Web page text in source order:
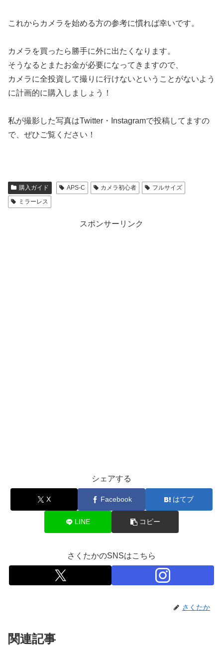
これからカメラを始める方の参考に慣れば幸いです。
カメラを買ったら勝手に外に出たくなります。
そうなるとまたお金が必要になってきますので、
カメラに全投資して撮りに行けないということがないよう
に計画的に購入しましょう！
私が撮影した写真はTwitter・Instagramで投稿してますの
で、ぜひご覧ください！
購入ガイド APS-C カメラ初心者
フルサイズ
ミラーレス
スポンサーリンク
シェアする
X Facebook はてブ
LINE コピー
さくたかのSNSはこちら
さくたか
関連記事